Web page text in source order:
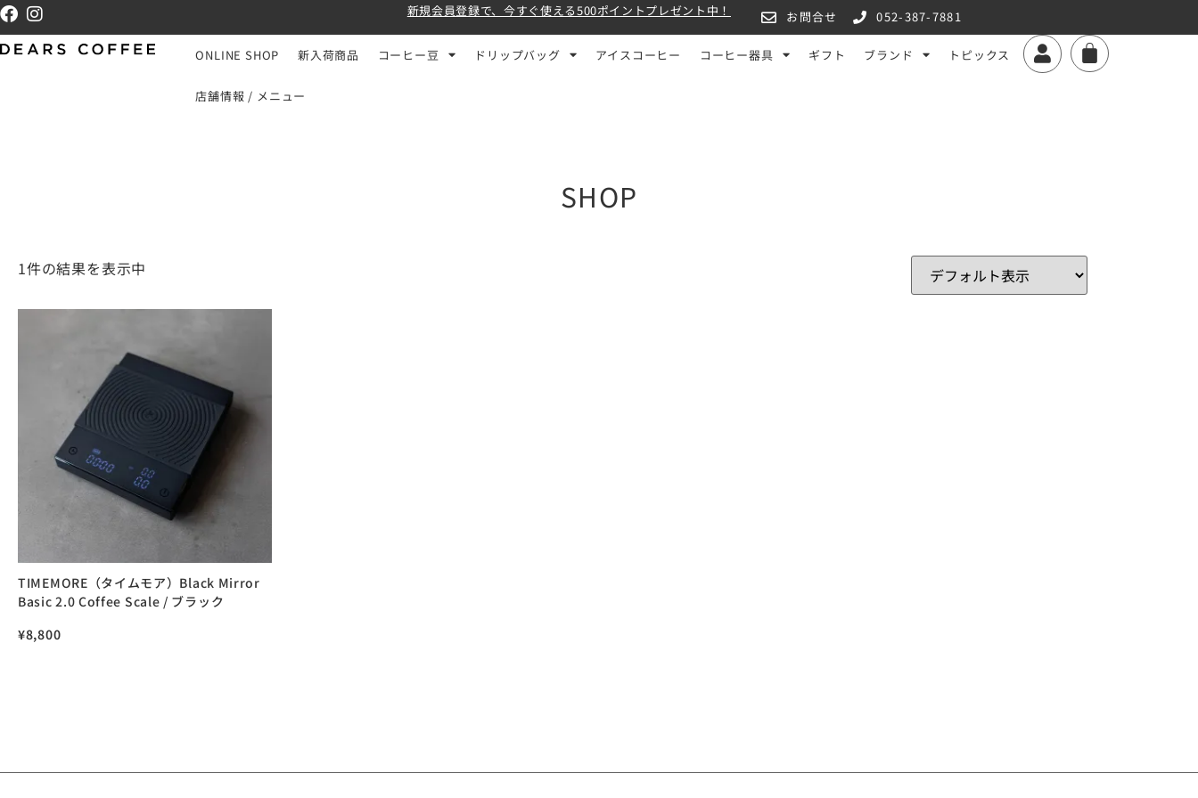
新規会員登録で、今すぐ使える500ポイントプレゼント中！ お問合せ 052-387-7881
ONLINE SHOP 新入荷商品 コーヒー豆 ドリップバッグ アイスコーヒー コーヒー器具 ギフト ブランド トピックス
店舗情報 / メニュー
SHOP
1件の結果を表示中
TIMEMORE（タイムモア）Black Mirror
Basic 2.0 Coffee Scale / ブラック
¥8,800